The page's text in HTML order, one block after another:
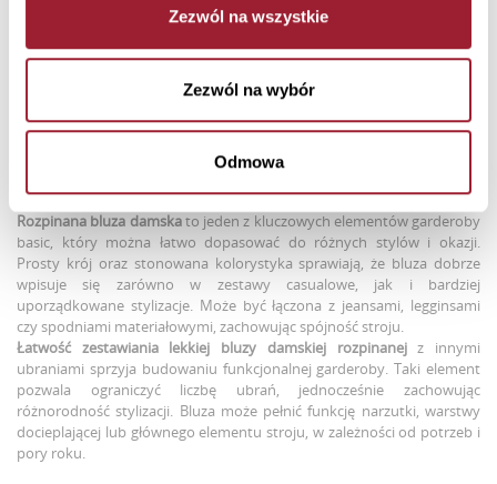
Zezwól na wszystkie
Zezwól na wybór
Odmowa
użytkowania podczas chłodniejszych poranków lub wietrznych dni.
cienka bluza damska rozpinana
sprawdza się wiosną i jesienią, kiedy temperatury bywają zmienne.
zależności od warunków. W ofercie mamy również elementy
garderoby basic dla mężczyzn, w tym męskie koszulki basic
https://crossjeans.pl/on/basic-meski,idealne do codziennych stylizacji
Bluza damska rozpinana jako baza garderoby basic
Rozpinana bluza damskato jeden z kluczowych elementów garderoby
basic, który można łatwo dopasować do różnych stylów i okazji.
Prosty krój oraz stonowana kolorystyka sprawiają, że bluza dobrze
wpisuje się zarówno w zestawy casualowe, jak i bardziej
uporządkowane stylizacje. Może być łączona z jeansami, legginsami
czy spodniami materiałowymi, zachowując spójność stroju.
Łatwość zestawiania lekkiej bluzy damskiej rozpinanejz innymi
ubraniami sprzyja budowaniu funkcjonalnej garderoby. Taki element
pozwala ograniczyć liczbę ubrań, jednocześnie zachowując
różnorodność stylizacji. Bluza może pełnić funkcję narzutki, warstwy
docieplającej lub głównego elementu stroju, w zależności od potrzeb i
pory roku.